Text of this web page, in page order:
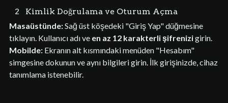
2
Kimlik Doğrulama ve Oturum Açma
Masaüstünde:Sağ üst köşedeki "Giriş Yap" düğmesine
tıklayın. Kullanıcı adı ve en az 12 karakterli şifrenizigirin.
Mobilde:Ekranın alt kısmındaki menüden "Hesabım"
simgesine dokunun ve aynı bilgileri girin. İlk girişinizde, cihaz
tanımlama istenebilir.